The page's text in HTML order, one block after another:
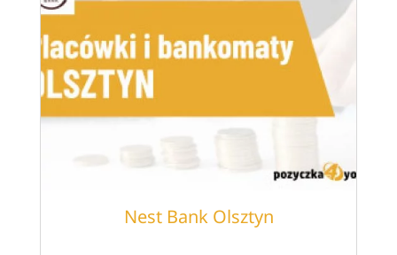
Nest Bank Olsztyn